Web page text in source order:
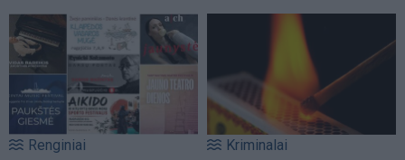
Renginiai Kriminalai